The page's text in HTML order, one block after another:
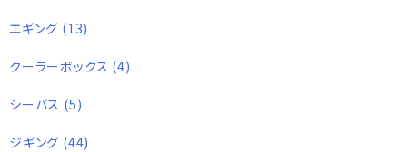
エギング (13)
クーラーボックス (4)
シーバス (5)
ジギング (44)